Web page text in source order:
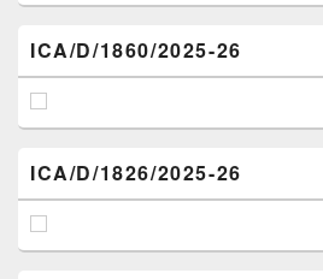
ICA/D/1860/2025-26
ICA/D/1826/2025-26